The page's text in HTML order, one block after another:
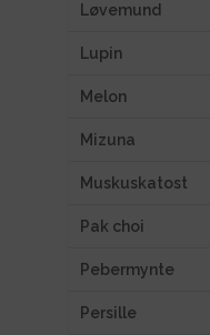
Løvemund
Lupin
Melon
Mizuna
Muskuskatost
Pak choi
Pebermynte
Persille